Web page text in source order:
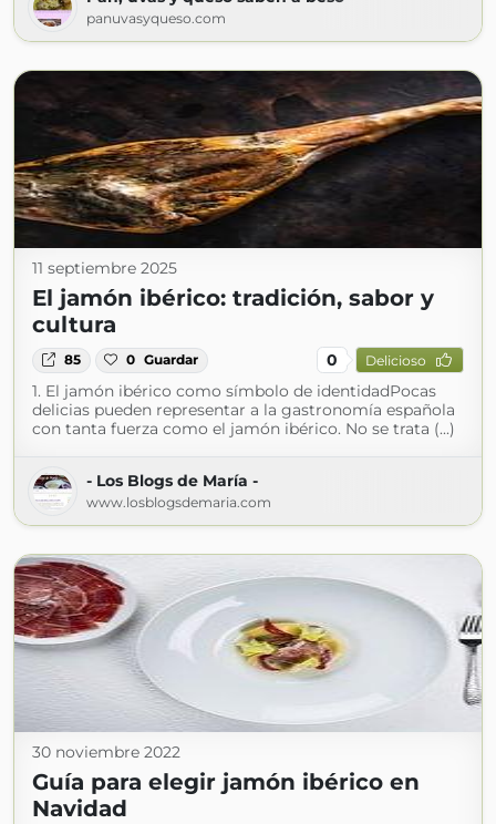
panuvasyqueso.com
11 septiembre 2025
El jamón ibérico: tradición, sabor y
cultura
85 0 Guardar 0 Delicioso
1. El jamón ibérico como símbolo de identidadPocas
delicias pueden representar a la gastronomía española
con tanta fuerza como el jamón ibérico. No se trata (...)
- Los Blogs de María -
www.losblogsdemaria.com
30 noviembre 2022
Guía para elegir jamón ibérico en
Navidad